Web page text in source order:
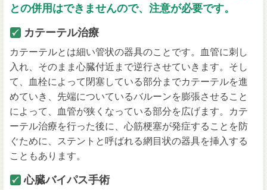
との併用はできませんので、注意が必要です。
カテーテル治療
カテーテルとは細い管状の器具のことです。血管に刺し
入れ、そのまま心臓付近まで逆行させていきます。そし
て、血栓によって閉塞している部分までカテーテルを進
めていき、先端についているバルーンを膨張させること
によって、血管が狭くなっている部分を広げます。カテ
ーテル治療を行った後に、心筋梗塞が発症することを防
ぐために、ステントと呼ばれる網目状の器具を挿入する
こともあります。
心臓バイパス手術